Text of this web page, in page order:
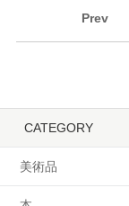
Prev
CATEGORY
美術品